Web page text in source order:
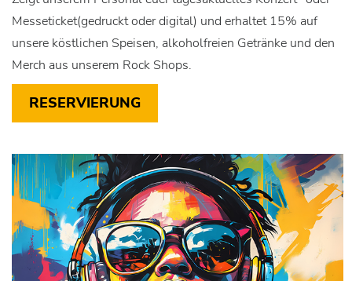
Messeticket(gedruckt oder digital) und erhaltet 15% auf
unsere köstlichen Speisen, alkoholfreien Getränke und den
Merch aus unserem Rock Shops.
RESERVIERUNG